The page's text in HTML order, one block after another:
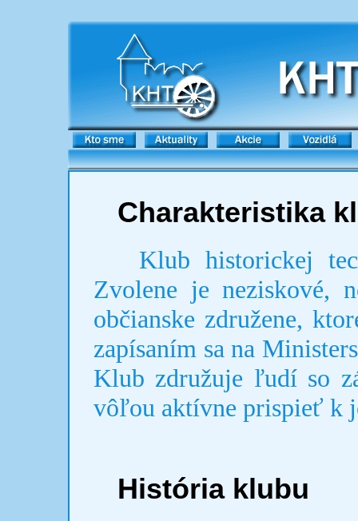
Charakteristika
Klub historickej
Zvolene je neziskové,
občianske združene,
zapísaním sa na
Klub združuje ľudí so
vôľou aktívne prispieť k
História klubu